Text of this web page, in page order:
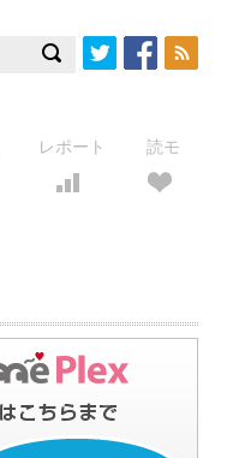
レポート 読モ